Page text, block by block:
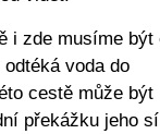
i zde musíme být
voda do
cestě může být
překážku jeho